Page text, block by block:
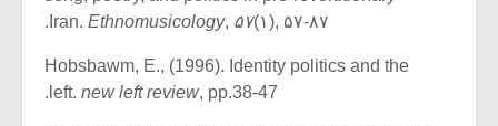
Iran. Ethnomusicology, ۵۷(۱), ۵۷-۸۷.
Hobsbawm, E., (1996). Identity politics and the
left. new left review, pp.38-47.